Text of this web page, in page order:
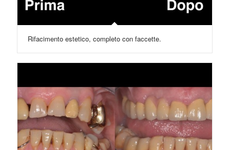
Rifacimento estetico, completo con faccette.